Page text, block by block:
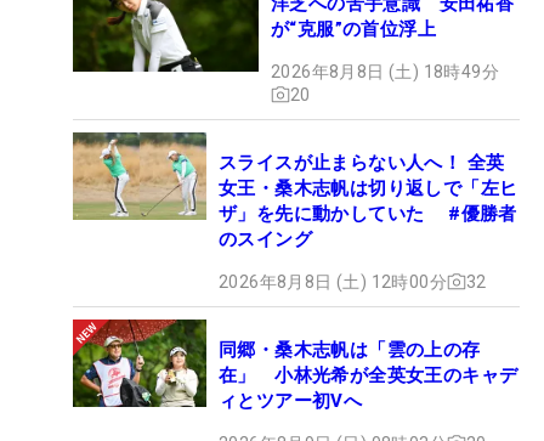
が“克服”の首位浮上
2026年8月8日 (土) 18時49分
20
スライスが止まらない人へ！ 全英
女王・桑木志帆は切り返しで「左ヒ
ザ」を先に動かしていた #優勝者
のスイング
2026年8月8日 (土) 12時00分 32
同郷・桑木志帆は「雲の上の存
在」 小林光希が全英女王のキャデ
ィとツアー初Vへ